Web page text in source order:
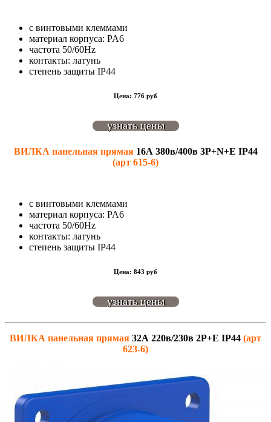
с винтовыми клеммами
материал корпуса: PA6
частота 50/60Hz
контакты: латунь
степень защиты IP44
Цена: 776 руб
узнать цены
ВИЛКА панельная прямая 16А 380в/400в 3P+N+E IP44
(арт 615-6)
с винтовыми клеммами
материал корпуса: PA6
частота 50/60Hz
контакты: латунь
степень защиты IP44
Цена: 843 руб
узнать цены
ВИЛКА панельная прямая 32А 220в/230в 2P+E IP44 (арт
623-6)